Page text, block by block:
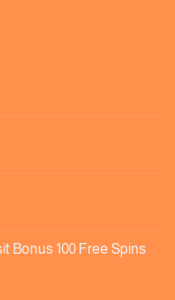
Bonus 100 Free Spins